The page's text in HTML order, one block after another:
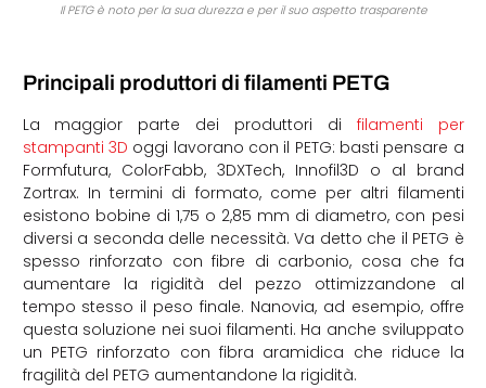
Il PETG è noto per la sua durezza e per il suo aspetto trasparente
Principali produttori di filamenti PETG
La maggior parte dei produttori di filamenti per
stampanti 3D oggi lavorano con il PETG: basti pensare a
Formfutura, ColorFabb, 3DXTech, Innofil3D o al brand
Zortrax. In termini di formato, come per altri filamenti
esistono bobine di 1,75 o 2,85 mm di diametro, con pesi
diversi a seconda delle necessità. Va detto che il PETG è
spesso rinforzato con fibre di carbonio, cosa che fa
aumentare la rigidità del pezzo ottimizzandone al
tempo stesso il peso finale. Nanovia, ad esempio, offre
questa soluzione nei suoi filamenti. Ha anche sviluppato
un PETG rinforzato con fibra aramidica che riduce la
fragilità del PETG aumentandone la rigidità.